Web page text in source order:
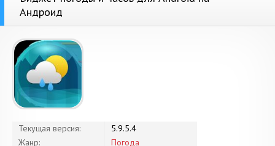
Андроид
Текущая версия:
5.9.5.4
Жанр:
Погода